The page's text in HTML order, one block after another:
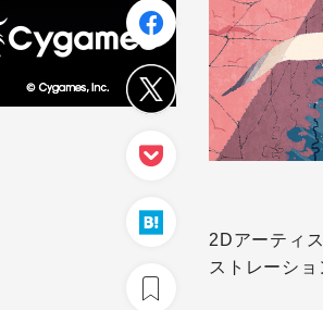
2Dアーティ
ストレーショ